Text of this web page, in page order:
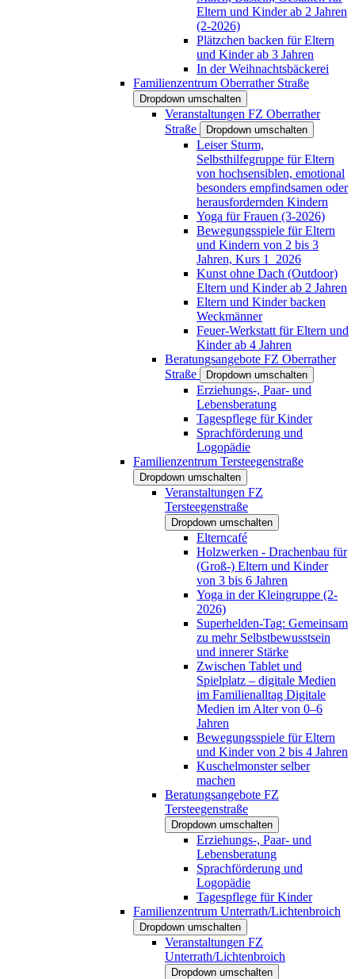
Eltern und Kinder ab 2 Jahren
(2-2026)
Plätzchen backen für Eltern
und Kinder ab 3 Jahren
In der Weihnachtsbäckerei
Familienzentrum Oberrather Straße
Dropdown umschalten
Veranstaltungen FZ Oberrather
Straße
Dropdown umschalten
Leiser Sturm,
Selbsthilfegruppe für Eltern
von hochsensiblen, emotional
besonders empfindsamen oder
herausfordernden Kindern
Yoga für Frauen (3-2026)
Bewegungsspiele für Eltern
und Kindern von 2 bis 3
Jahren, Kurs 1_2026
Kunst ohne Dach (Outdoor)
Eltern und Kinder ab 2 Jahren
Eltern und Kinder backen
Weckmänner
Feuer-Werkstatt für Eltern und
Kinder ab 4 Jahren
Beratungsangebote FZ Oberrather
Straße
Dropdown umschalten
Erziehungs-, Paar- und
Lebensberatung
Tagespflege für Kinder
Sprachförderung und
Logopädie
Familienzentrum Tersteegenstraße
Dropdown umschalten
Veranstaltungen FZ
Tersteegenstraße
Dropdown umschalten
Elterncafé
Holzwerken - Drachenbau für
(Groß-) Eltern und Kinder
von 3 bis 6 Jahren
Yoga in der Kleingruppe (2-
2026)
Superhelden-Tag: Gemeinsam
zu mehr Selbstbewusstsein
und innerer Stärke
Zwischen Tablet und
Spielplatz – digitale Medien
im Familienalltag Digitale
Medien im Alter von 0–6
Jahren
Bewegungsspiele für Eltern
und Kinder von 2 bis 4 Jahren
Kuschelmonster selber
machen
Beratungsangebote FZ
Tersteegenstraße
Dropdown umschalten
Erziehungs-, Paar- und
Lebensberatung
Sprachförderung und
Logopädie
Tagespflege für Kinder
Familienzentrum Unterrath/Lichtenbroich
Dropdown umschalten
Veranstaltungen FZ
Unterrath/Lichtenbroich
Dropdown umschalten